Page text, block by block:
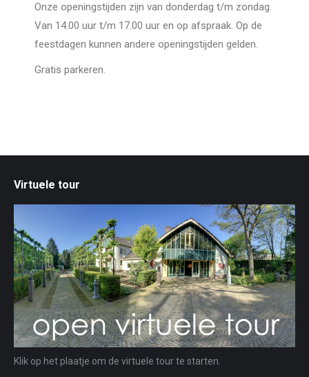
Onze openingstijden zijn van donderdag t/m zondag.
Van 14.00 uur t/m 17.00 uur en op afspraak. Op de
feestdagen kunnen andere openingstijden gelden.
Gratis parkeren.
Virtuele tour
Klik op het plaatje om de virtuele tour te starten.